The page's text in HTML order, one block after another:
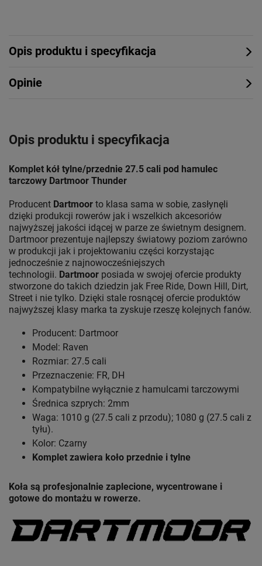
Opis produktu i specyfikacja
Opinie
Opis produktu i specyfikacja
Komplet kół tylne/przednie 27.5 cali pod hamulec
tarczowy Dartmoor Thunder
Producent Dartmoor to klasa sama w sobie, zasłynęli
dzięki produkcji rowerów jak i wszelkich akcesoriów
najwyższej jakości idącej w parze ze świetnym designem.
Dartmoor prezentuje najlepszy światowy poziom zarówno
w produkcji jak i projektowaniu części korzystając
jednocześnie z najnowocześniejszych
technologii. Dartmoor posiada w swojej ofercie produkty
stworzone do takich dziedzin jak Free Ride, Down Hill, Dirt,
Street i nie tylko. Dzięki stale rosnącej ofercie produktów
najwyższej klasy marka ta zyskuje rzeszę kolejnych fanów.
Producent: Dartmoor
Model: Raven
Rozmiar: 27.5 cali
Przeznaczenie: FR, DH
Kompatybilne wyłącznie z hamulcami tarczowymi
Średnica szprych: 2mm
Waga: 1010 g (27.5 cali z przodu); 1080 g (27.5 cali z
tyłu).
Kolor: Czarny
Komplet zawiera koło przednie i tylne
Koła są profesjonalnie zaplecione, wycentrowane i
gotowe do montażu w rowerze.